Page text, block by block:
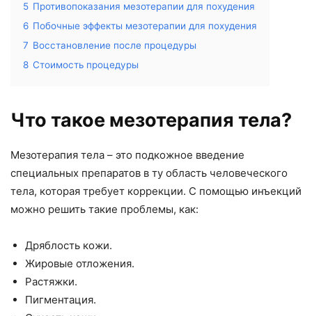
5 Противопоказания мезотерапии для похудения
6 Побочные эффекты мезотерапии для похудения
7 Восстановление после процедуры
8 Стоимость процедуры
Что такое мезотерапия тела?
Мезотерапия тела – это подкожное введение
специальных препаратов в ту область человеческого
тела, которая требует коррекции. С помощью инъекций
можно решить такие проблемы, как:
Дряблость кожи.
Жировые отложения.
Растяжки.
Пигментация.